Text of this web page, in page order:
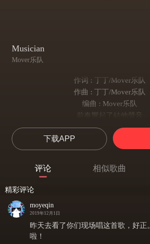
Musician
Mover乐队
作词 : 丁丁/Mover乐队
作曲 : 丁丁/Mover乐队
编曲 : Mover乐队
前奏響起了結他聲音
讓貝斯將你抱緊
任由鍵盤為你和音
鼓聲也共你一起震
用手指掃動了舊琴絃
雙手也開始不安分
下载APP
评论 相似歌曲
精彩评论
moyeqin
2019年12月1日
昨天去看了你们现场唱这首歌，好正
啦！